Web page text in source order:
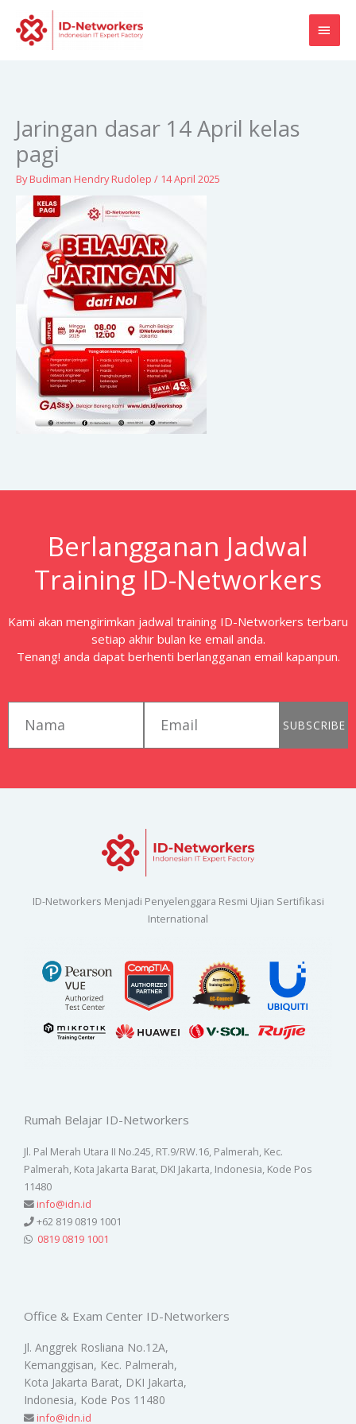
content
Jaringan dasar 14 April kelas
pagi
ByBudiman Hendry Rudolep / 14 April 2025
Berlangganan Jadwal
Training ID-Networkers
Kami akan mengirimkan jadwal training ID-Networkers terbaru
setiap akhir bulan ke email anda.
Tenang! anda dapat berhenti berlangganan email kapanpun.
SUBSCRIBE
ID-Networkers Menjadi Penyelenggara Resmi Ujian Sertifikasi
International
Rumah Belajar ID-Networkers
Jl. Pal Merah Utara II No.245, RT.9/RW.16, Palmerah, Kec.
Palmerah, Kota Jakarta Barat, DKI Jakarta, Indonesia, Kode Pos
11480
info@idn.id
+62 819 0819 1001
0819 0819 1001
Office & Exam Center ID-Networkers
Jl. Anggrek Rosliana No.12A,
Kemanggisan, Kec. Palmerah,
Kota Jakarta Barat, DKI Jakarta,
Indonesia, Kode Pos 11480
info@idn.id